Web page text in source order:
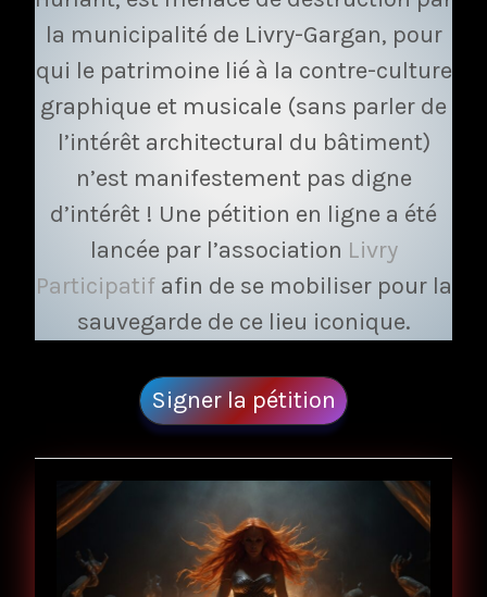
la municipalité de Livry-Gargan, pour
qui le patrimoine lié à la contre-culture
graphique et musicale (sans parler de
l’intérêt architectural du bâtiment)
n’est manifestement pas digne
d’intérêt ! Une pétition en ligne a été
lancée par l’association Livry
Participatifafin de se mobiliser pour la
sauvegarde de ce lieu iconique.
Signer la pétition